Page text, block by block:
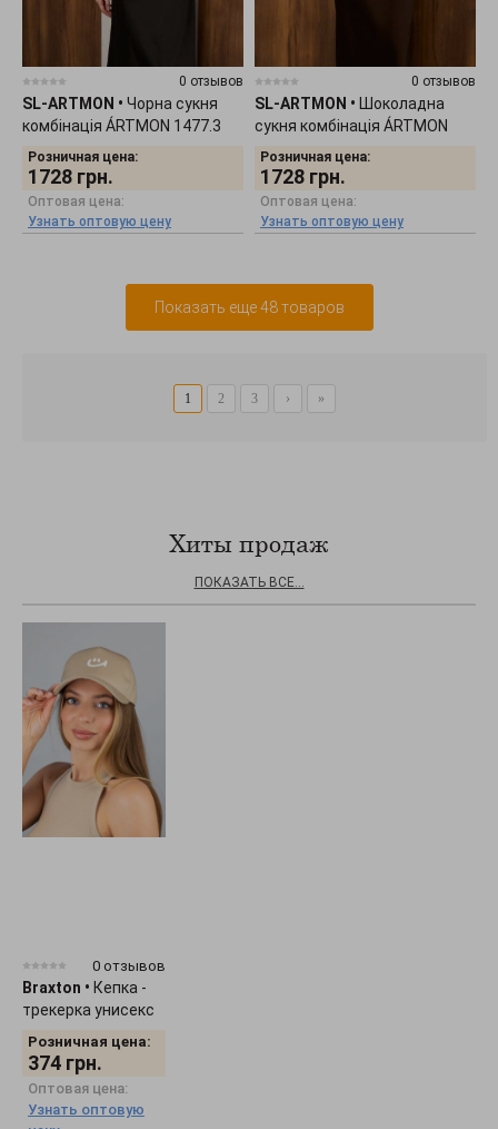
0 отзывов
SL-ARTMON • Чорна сукня
комбінація ÁRTMON 1477.3
Розничная цена:
1728 грн.
Оптовая цена:
Узнать оптовую цену
0 отзывов
SL-ARTMON •
Шоколадна
сукня комбінація ÁRTMON
1477.1
Розничная цена:
1728 грн.
Оптовая цена:
Узнать оптовую цену
Показать еще 48 товаров
1 2 3 › »
Хиты продаж
ПОКАЗАТЬ ВСЕ...
0 отзывов
Braxton • Кепка -
трекерка унисекс
Розничная цена:
374 грн.
Оптовая цена:
Узнать оптовую